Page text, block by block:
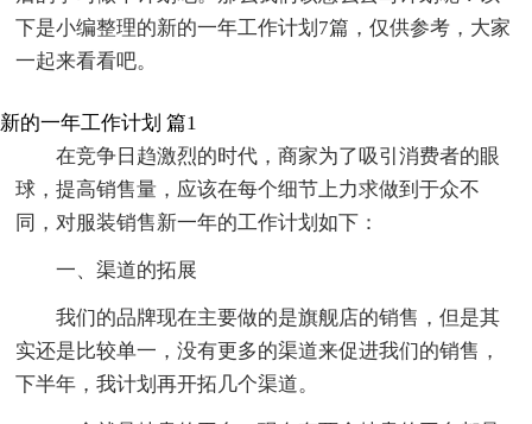
下是小编整理的新的一年工作计划7篇，仅供参考，大家
一起来看看吧。
新的一年工作计划 篇1
在竞争日趋激烈的时代，商家为了吸引消费者的眼
球，提高销售量，应该在每个细节上力求做到于众不
同，对服装销售新一年的工作计划如下：
一、渠道的拓展
我们的品牌现在主要做的是旗舰店的销售，但是其
实还是比较单一，没有更多的渠道来促进我们的销售，
下半年，我计划再开拓几个渠道。